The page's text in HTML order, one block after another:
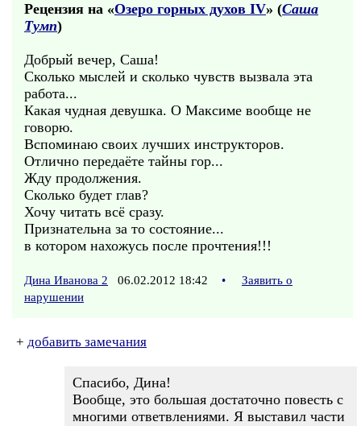
Рецензия на «Озеро горных духов IV» (Саша
Тумп)
Добрый вечер, Саша!
Сколько мыслей и сколько чувств вызвала эта
работа...
Какая чудная девушка. О Максиме вообще не
говорю.
Вспоминаю своих лучших инструкторов.
Отлично передаёте тайны гор...
Жду продолжения.
Сколько будет глав?
Хочу читать всё сразу.
Признательна за то состояние...
в котором нахожусь после прочтения!!!
Дина Иванова 2 06.02.2012 18:42 •
Заявить о
нарушении
+ добавить замечания
Спасибо, Дина!
Вообще, это большая достаточно повесть с
многими ответвлениями. Я выставил части